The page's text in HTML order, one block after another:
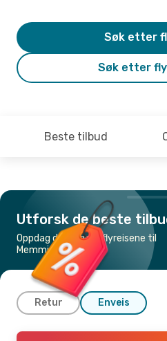
Søk etter
Søk etter
Beste tilbud
Utforsk de beste
Oppdag de billigste flyreisene til
Memmingen
Retur Enveis